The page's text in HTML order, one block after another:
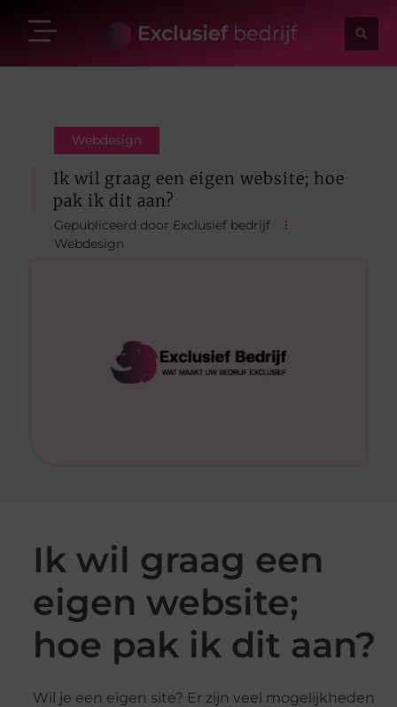
Webdesign
Ik wil graag een eigen website; hoe
pak ik dit aan?
Gepubliceerd door Exclusief bedrijf
Webdesign
Ik wil graag een
eigen website;
hoe pak ik dit aan?
Wil je een eigen site? Er zijn veel mogelijkheden